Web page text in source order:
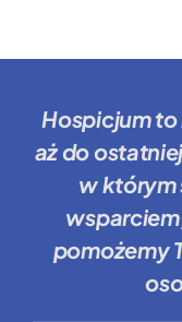
Hospicjum to
aż do
w którym
pomożemy